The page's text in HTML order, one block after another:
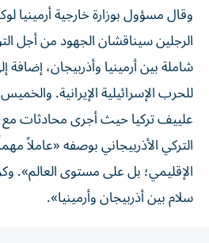
وقال مسؤول بوزارة خارجية أرمينيا
الرجلين سيناقشان الجهود من أجل
شاملة بين أرمينيا وأذربيجان، إضافة
للحرب الإسرائيلية الإيرانية.
علييف تركيا حيث أجرى محادثات مع
التركي الأذربيجاني بوصفه «عاملاً
الإقليمي؛ بل على مستوى العالم».
سلام بين أذربيجان وأرمينيا».